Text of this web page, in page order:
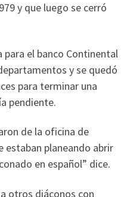
y que luego se cerró
para el banco Continental
y se quedó
para terminar una
pendiente.
de la oficina de
estaban planeando abrir
en español” dice.
otros diáconos con